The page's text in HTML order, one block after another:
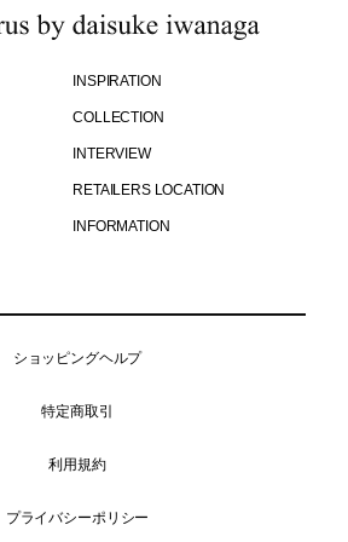
INSPIRATION
COLLECTION
INTERVIEW
RETAILERS LOCATION
INFORMATION
ショッピングヘルプ
特定商取引
利用規約
プライバシーポリシー